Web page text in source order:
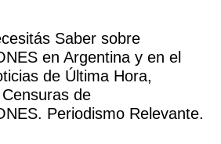
Saber sobre
en Argentina y en el
de Última Hora,
de
Periodismo Relevante.